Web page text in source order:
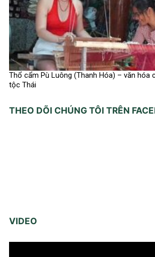
Thổ cẩm Pù Luông (Thanh Hóa) – văn hóa
tộc Thái
THEO DÕI CHÚNG TÔI TRÊN
VIDEO